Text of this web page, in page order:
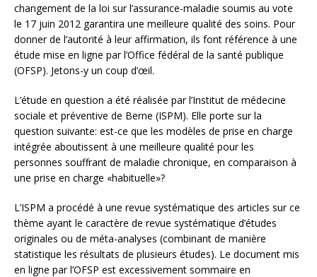
changement de la loi sur l’assurance-maladie soumis au vote
le 17 juin 2012 garantira une meilleure qualité des soins. Pour
donner de l’autorité à leur affirmation, ils font référence à une
étude mise en ligne par l’Office fédéral de la santé publique
(OFSP). Jetons-y un coup d’œil.
L’étude en question a été réalisée par l’Institut de médecine
sociale et préventive de Berne (ISPM). Elle porte sur la
question suivante: est-ce que les modèles de prise en charge
intégrée aboutissent à une meilleure qualité pour les
personnes souffrant de maladie chronique, en comparaison à
une prise en charge «habituelle»?
L’ISPM a procédé à une revue systématique des articles sur ce
thème ayant le caractère de revue systématique d’études
originales ou de méta-analyses (combinant de manière
statistique les résultats de plusieurs études). Le document mis
en ligne par l’OFSP est excessivement sommaire en